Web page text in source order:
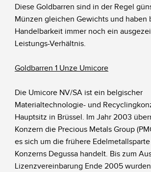
Diese Goldbarren sind in der Regel
Münzen gleichen Gewichts und haben
Handelbarkeit immer noch ein
Leistungs-Verhältnis.
Goldbarren 1 Unze Umicore
Die Umicore NV/SA ist ein belgischer
Materialtechnologie- und
Hauptsitz in Brüssel. Im Jahr 2003
Konzern die Precious Metals Group
es sich um die frühere
Konzerns Degussa handelt. Bis zum
Lizenzvereinbarung Ende 2005